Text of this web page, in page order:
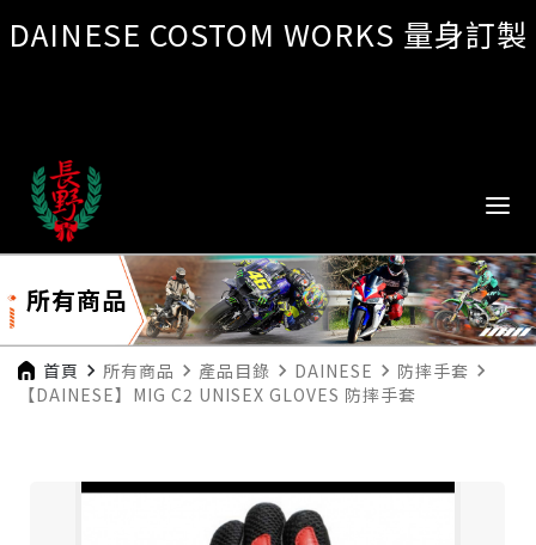
DAINESE COSTOM WORKS 量身訂製
所有商品
首頁 navigate_next 所有商品 navigate_next 產品目錄 navigate_next DAINESE navigate_next 防摔手套 navigate_next
【DAINESE】MIG C2 UNISEX GLOVES 防摔手套